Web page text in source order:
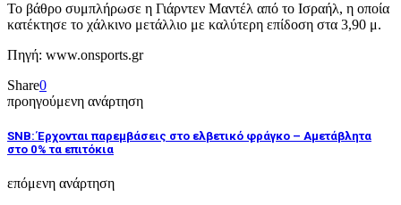
Το βάθρο συμπλήρωσε η Γιάρντεν Μαντέλ από το Ισραήλ, η οποία
κατέκτησε το χάλκινο μετάλλιο με καλύτερη επίδοση στα 3,90 μ.
Πηγή: www.onsports.gr
Share0
προηγούμενη ανάρτηση
SNB: Έρχονται παρεμβάσεις στο ελβετικό φράγκο – Αμετάβλητα
στο 0% τα επιτόκια
επόμενη ανάρτηση